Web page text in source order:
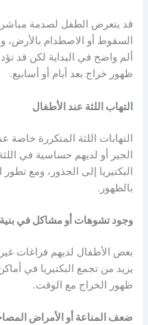
قد يتعرض الطفل لصدمة
السقوط أو الاصطدام
ألم واضح في البداية لكن قد
ظهور خراج بعد أيام أو أسابيع.
التهاب اللثة عند الأطفال
التهابات اللثة المتكررة خاصة
الجير أو لديهم حساسية في
البكتيريا إلى الجذور، ومع
بالظهور.
وجود تشوهات أو مشاكل في بنية
بعض الأطفال لديهم فراغات
يزيد من تجمع البكتيريا في
ظهور الخراج مع الوقت.
ضعف المناعة أو الأمراض